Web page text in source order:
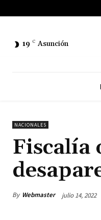
19 C Asunción
NACIONALES
Fiscalía
By Webmaster julio 14, 2022